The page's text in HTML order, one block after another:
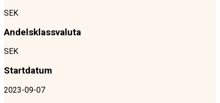
SEK
Andelsklassvaluta
SEK
Startdatum
2023-09-07